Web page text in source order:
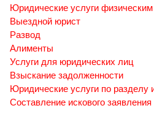
Юридические услуги
Выездной юрист
Развод
Алименты
Услуги для юридических лиц
Взыскание задолженности
Юридические услуги по разделу
Составление искового заявления